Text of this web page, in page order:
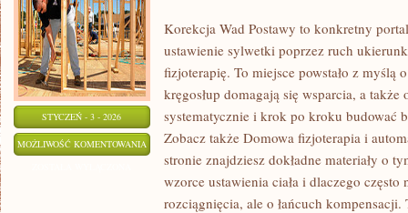
STYCZEŃ - 3 - 2026
MOŻLIWOŚĆ KOMENTOWANIA ZDROWIE
MĘŻCZYZN
Korekcja Wad Postawy to konkretny
ustawienie sylwetki poprzez ruch
fizjoterapię. To miejsce powstało z myślą
kręgosłup domagają się wsparcia, a także
systematycznie i krok po kroku budować
Zobacz także Domowa fizjoterapia i
stronie znajdziesz dokładne materiały o
wzorce ustawienia ciała i dlaczego
rozciągnięcia, ale o łańcuch